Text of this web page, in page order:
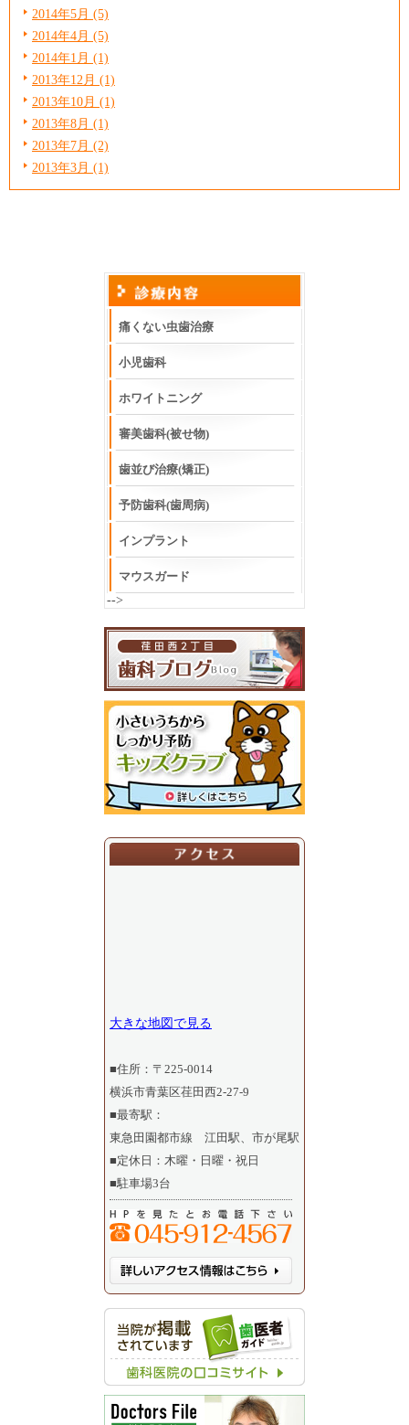
2014年5月 (5)
2014年4月 (5)
2014年1月 (1)
2013年12月 (1)
2013年10月 (1)
2013年8月 (1)
2013年7月 (2)
2013年3月 (1)
痛くない虫歯治療
小児歯科
ホワイトニング
審美歯科(被せ物)
歯並び治療(矯正)
予防歯科(歯周病)
インプラント
マウスガード
-->
大きな地図で見る
■住所：〒225-0014
横浜市青葉区荏田西2-27-9
■最寄駅：
東急田園都市線 江田駅、市が尾駅
■定休日：木曜・日曜・祝日
■駐車場3台